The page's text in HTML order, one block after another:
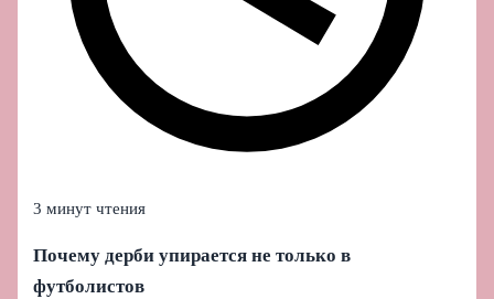
3 минут чтения
Почему дерби упирается не только в
футболистов